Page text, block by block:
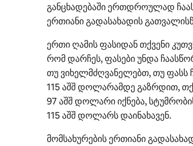
განცხადებაში ერთდროულად
ერთიანი გადასახადის
ერთი ღამის ფასიდან თქვენი
რომ დარჩეს, ფასები უნდა
თუ ვიხელმძღვანელებთ, თუ
115 აშშ დოლარამდე გაზრდით,
97 აშშ დოლარი იქნება,
115 აშშ დოლარს დაინახავენ.
მომსახურების ერთიანი